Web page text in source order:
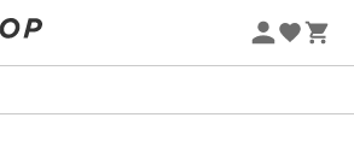
EXTRA dès 2 produits* code Summer5
-5% Extra - Code Summer5